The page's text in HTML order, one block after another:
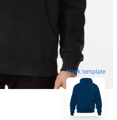
blank template